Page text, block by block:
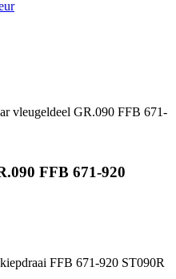
vleugeldeel GR.090 FFB 671-
FFB 671-920
FFB 671-920 ST090R